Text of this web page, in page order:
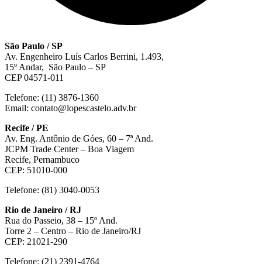
São Paulo / SP
Av. Engenheiro Luís Carlos Berrini, 1.493,
15º Andar, São Paulo – SP
CEP 04571-011
Telefone: (11) 3876-1360
Email: contato@lopescastelo.adv.br
Recife / PE
Av. Eng. Antônio de Góes, 60 – 7ª And.
JCPM Trade Center – Boa Viagem
Recife, Pernambuco
CEP: 51010-000
Telefone: (81) 3040-0053
Rio de Janeiro / RJ
Rua do Passeio, 38 – 15º And.
Torre 2 – Centro – Rio de Janeiro/RJ
CEP: 21021-290
Telefone: (21) 2391-4764